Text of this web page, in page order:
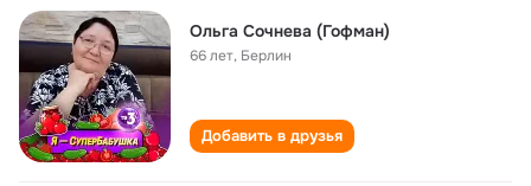
Ольга Сочнева (Гофман)
66 лет, Берлин
Добавить в друзья